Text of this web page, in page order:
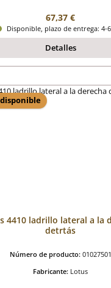
Precio normal:
67,37 €
Disponible, plazo de entrega: 4-
Detalles
4410 ladrillo lateral a la
detrtás
Número de producto: 01027501
Fabricante: Lotus